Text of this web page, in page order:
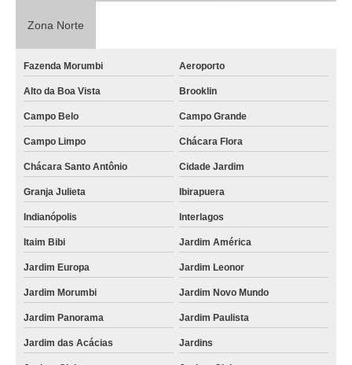
Zona Norte
Fazenda Morumbi Aeroporto
Alto da Boa Vista Brooklin
Campo Belo Campo Grande
Campo Limpo Chácara Flora
Chácara Santo Antônio Cidade Jardim
Granja Julieta Ibirapuera
Indianópolis Interlagos
Itaim Bibi Jardim América
Jardim Europa Jardim Leonor
Jardim Morumbi Jardim Novo Mundo
Jardim Panorama Jardim Paulista
Jardim das Acácias Jardins